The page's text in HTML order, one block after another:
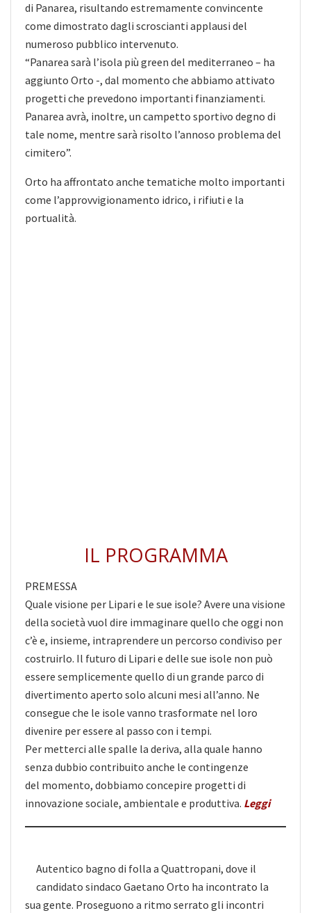
di Panarea, risultando estremamente convincente
come dimostrato dagli scroscianti applausi del
numeroso pubblico intervenuto.
“Panarea sarà l’isola più green del mediterraneo – ha
aggiunto Orto -, dal momento che abbiamo attivato
progetti che prevedono importanti finanziamenti.
Panarea avrà, inoltre, un campetto sportivo degno di
tale nome, mentre sarà risolto l’annoso problema del
cimitero”.
Orto ha affrontato anche tematiche molto importanti
come l’approvvigionamento idrico, i rifiuti e la
portualità.
IL PROGRAMMA
PREMESSA
Quale visione per Lipari e le sue isole? Avere una visione
della società vuol dire immaginare quello che oggi non
c’è e, insieme, intraprendere un percorso condiviso per
costruirlo. Il futuro di Lipari e delle sue isole non può
essere semplicemente quello di un grande parco di
divertimento aperto solo alcuni mesi all’anno. Ne
consegue che le isole vanno trasformate nel loro
divenire per essere al passo con i tempi.
Per metterci alle spalle la deriva, alla quale hanno
senza dubbio contribuito anche le contingenze
del momento, dobbiamo concepire progetti di
innovazione sociale, ambientale e produttiva. Leggi
Autentico bagno di folla a Quattropani, dove il
candidato sindaco Gaetano Orto ha incontrato la
sua gente. Proseguono a ritmo serrato gli incontri